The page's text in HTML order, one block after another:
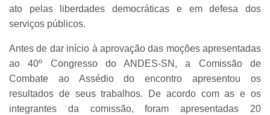
ato pelas liberdades democráticas e em defesa dos
serviços públicos.
Antes de dar início à aprovação das moções apresentadas
ao 40º Congresso do ANDES-SN, a Comissão de
Combate ao Assédio do encontro apresentou os
resultados de seus trabalhos. De acordo com as e os
integrantes da comissão, foram apresentadas 20